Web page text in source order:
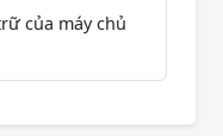
của máy chủ